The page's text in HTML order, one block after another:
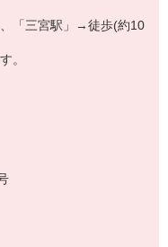
、「三宮駅」→徒歩(約10
。